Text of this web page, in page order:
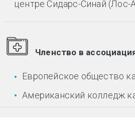
центре Сидарс-Синай (Лос-
Членство в
Европейское общество
Американский колледж